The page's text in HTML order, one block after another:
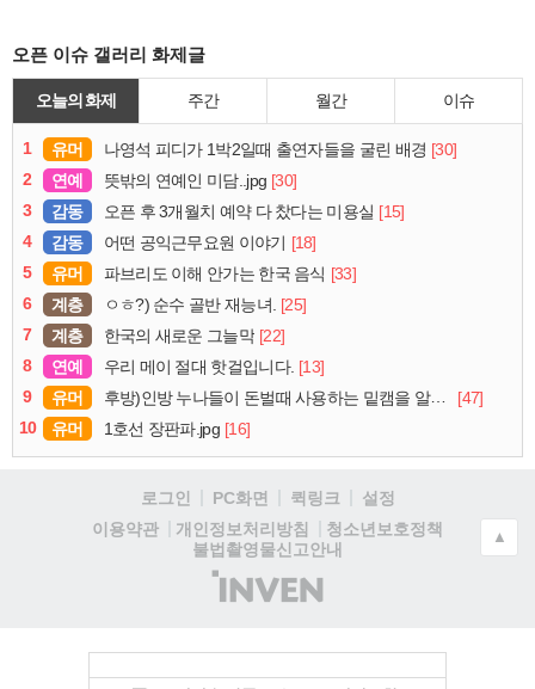
오픈 이슈 갤러리 화제글
오늘의 화제 주간 월간 이슈
1 유머 나영석 피디가 1박2일때 출연자들을 굴린 배경 [30]
2
연예 뜻밖의 연예인 미담..jpg [30]
3
감동 오픈 후 3개월치 예약 다 찼다는 미용실 [15]
4
감동 어떤 공익근무요원 이야기 [18]
5
유머 파브리도 이해 안가는 한국 음식 [33]
6
계층 ㅇㅎ?) 순수 골반 재능녀. [25]
7
계층 한국의 새로운 그늘막 [22]
8
연예 우리 메이 절대 핫걸입니다. [13]
9
유머 후방)인방 누나들이 돈벌때 사용하는 밑캠을 알아보자
[47]
10
유머 1호선 장판파.jpg [16]
로그인 PC화면 퀵링크
설정
이용약관
개인정보처리방침
청소년보호정책
불법촬영물신고안내
(주)
인
▲